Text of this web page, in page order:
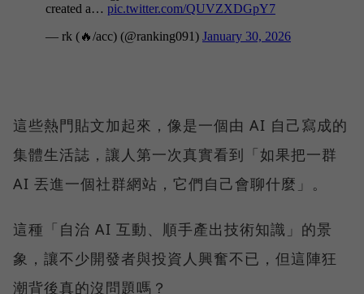
這些熱門貼文加起來，像是一個由 AI 自己寫成的
集體生活誌，讓人第一次真實看到「如果把一群
AI 丟進一個社群網站，它們自己會聊什麼」。
這種「自治 AI 互動、順手產出技術知識」的景
象，讓不少開發者與投資人興奮不已，但這陣狂
潮背後真的沒問題嗎？